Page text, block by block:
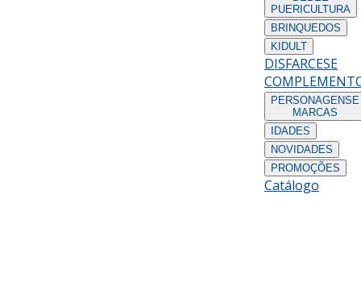
PUERICULTURA
BRINQUEDOS
KIDULT
DISFARCESE
PERSONAGENS E
MARCAS
IDADES
NOVIDADES
PROMOÇÕES
Catálogo